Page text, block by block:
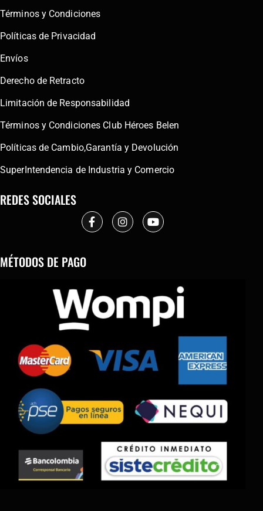
Términos y Condiciones
Políticas de Privacidad
Envíos
Derecho de Retracto
Limitación de Responsabilidad
Términos y Condiciones Club Héroes Belen
Políticas de Cambio,Garantía y Devolución
SuperIntendencia de Industria y Comercio
REDES SOCIALES
MÉTODOS DE PAGO